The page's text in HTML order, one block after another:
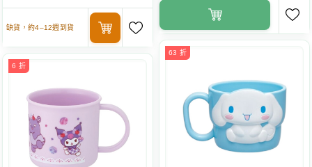
缺貨，約4–12週到貨
63 折
6 折